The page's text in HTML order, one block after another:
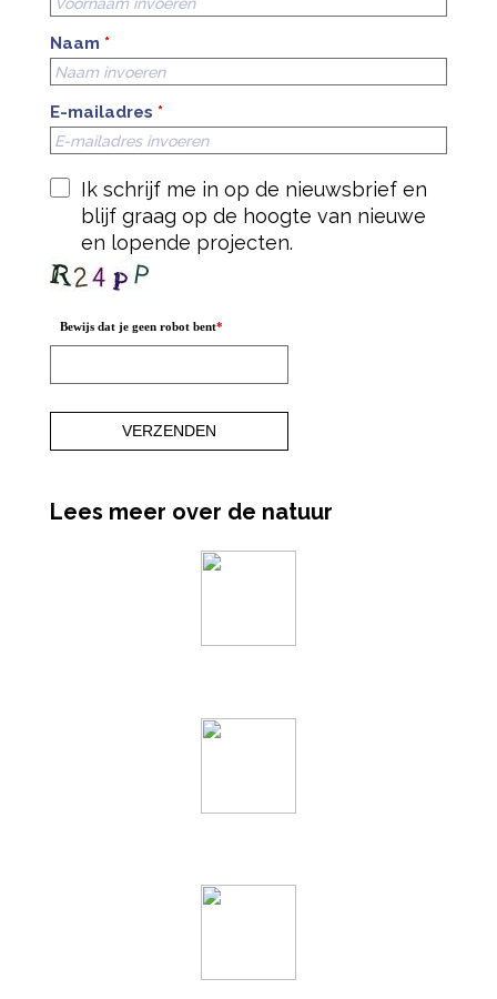
Naam *
E-mailadres *
Ik schrijf me in op de nieuwsbrief en
blijf graag op de hoogte van nieuwe
en lopende projecten.
Bewijs dat je geen robot bent*
Lees meer over de natuur